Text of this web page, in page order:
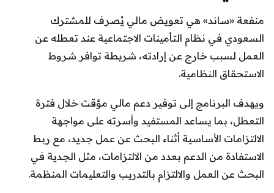
منفعة «ساند» هي تعويض مالي يُصرف للمشترك
السعودي في نظام التأمينات الاجتماعية عند تعطله عن
العمل لسبب خارج عن إرادته، شريطة توافر شروط
الاستحقاق النظامية.
ويهدف البرنامج إلى توفير دعم مالي مؤقت خلال فترة
التعطل، بما يساعد المستفيد وأسرته على مواجهة
الالتزامات الأساسية أثناء البحث عن عمل جديد، مع ربط
الاستفادة من الدعم بعدد من الالتزامات، مثل الجدية في
البحث عن العمل والالتزام بالتدريب والتعليمات المنظمة.